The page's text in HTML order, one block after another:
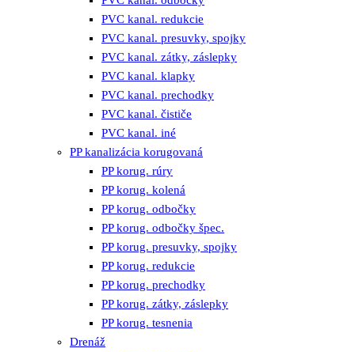
PVC kanal. redukcie
PVC kanal. presuvky, spojky
PVC kanal. zátky, záslepky
PVC kanal. klapky
PVC kanal. prechodky
PVC kanal. čističe
PVC kanal. iné
PP kanalizácia korugovaná
PP korug. rúry
PP korug. kolená
PP korug. odbočky
PP korug. odbočky špec.
PP korug. presuvky, spojky
PP korug. redukcie
PP korug. prechodky
PP korug. zátky, záslepky
PP korug. tesnenia
Drenáž